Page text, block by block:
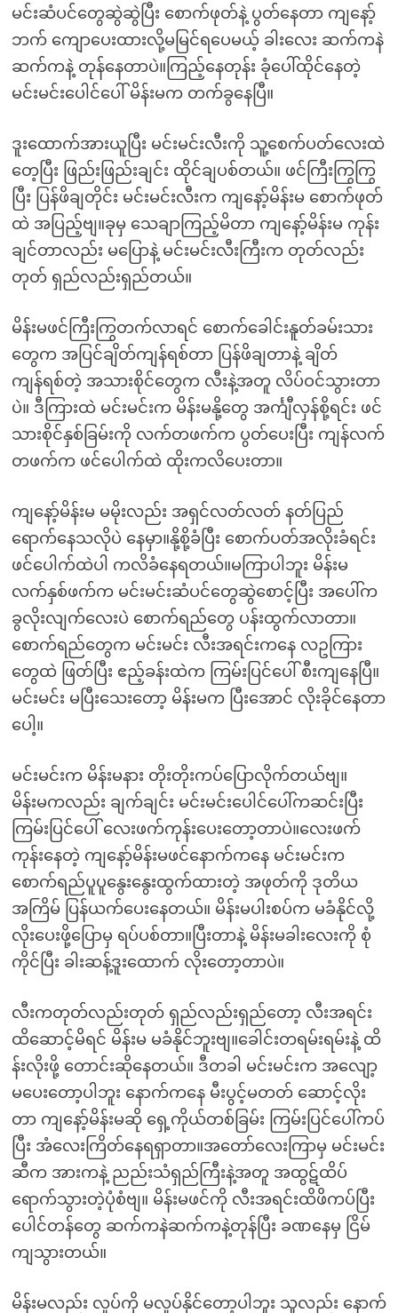
မင်းဆံပင်တွေဆွဲဆွဲပြီး စောက်ဖုတ်နဲ့ ပွတ်နေတာ ကျနော့်
ဘက် ကျောပေးထားလို့မမြင်ရပေမယ့် ခါးလေး ဆက်ကနဲ
ဆက်ကနဲ့ တုန်နေတာပဲ။ကြည့်နေတုန်း ခုံပေါ်ထိုင်နေတဲ့
မင်းမင်းပေါင်ပေါ် မိန်းမက တက်ခွနေပြီ။
ဒူးထောက်အားယူပြီး မင်းမင်းလီးကို သူ့စေက်ပတ်လေးထဲ
တေ့ပြီး ဖြည်းဖြည်းချင်း ထိုင်ချပစ်တယ်။ ဖင်ကြီးကြွကြွ
ပြီး ပြန်ဖိချတိုင်း မင်းမင်းလီးက ကျနော့်မိန်းမ စောက်ဖုတ်
ထဲ အပြည့်ဗျ။ခုမှ သေချာကြည့်မိတာ ကျနော့်မိန်းမ ကုန်း
ချင်တာလည်း မပြောနဲ့ မင်းမင်းလီးကြီးက တုတ်လည်း
တုတ် ရှည်လည်းရှည်တယ်။
မိန်းမဖင်ကြီးကြွတက်လာရင် စောက်ခေါင်းနူတ်ခမ်းသား
တွေက အပြင်ချိတ်ကျန်ရစ်တာ ပြန်ဖိချတာနဲ့ ချိတ်
ကျန်ရစ်တဲ့ အသားစိုင်တွေက လီးနဲ့အတူ လိပ်ဝင်သွားတာ
ပဲ။ ဒီကြားထဲ မင်းမင်းက မိန်းမနို့တွေ အင်္ကျီလှန်စို့ရင်း ဖင်
သားစိုင်နှစ်ခြမ်းကို လက်တဖက်က ပွတ်ပေးပြီး ကျန်လက်
တဖက်က ဖင်ပေါက်ထဲ ထိုးကလိပေးတာ။
ကျနော့်မိန်းမ မမိုးလည်း အရှင်လတ်လတ် နတ်ပြည်
ရောက်နေသလိုပဲ နေမှာ။နို့စို့ခံပြီး စောက်ပတ်အလိုးခံရင်း
ဖင်ပေါက်ထဲပါ ကလိခံနေရတယ်။မကြာပါဘူး မိန်းမ
လက်နှစ်ဖက်က မင်းမင်းဆံပင်တွေဆွဲစောင့်ပြီး အပေါ်က
ခွလိုးလျက်လေးပဲ စောက်ရည်တွေ ပန်းထွက်လာတာ။
စောက်ရည်တွေက မင်းမင်း လီးအရင်းကနေ လဥကြား
တွေထဲ ဖြတ်ပြီး ဧည့်ခန်းထဲက ကြမ်းပြင်ပေါ် စီးကျနေပြီ။
မင်းမင်း မပြီးသေးတော့ မိန်းမက ပြီးအောင် လိုးခိုင်နေတာ
ပေါ့။
မင်းမင်းက မိန်းမနား တိုးတိုးကပ်ပြောလိုက်တယ်ဗျ။
မိန်းမကလည်း ချက်ချင်း မင်းမင်းပေါင်ပေါ်ကဆင်းပြီး
ကြမ်းပြင်ပေါ် လေးဖက်ကုန်းပေးတော့တာပဲ။လေးဖက်
ကုန်းနေတဲ့ ကျနော့်မိန်းမဖင်နောက်ကနေ မင်းမင်းက
စောက်ရည်ပူပူနွေးနွေးထွက်ထားတဲ့ အဖုတ်ကို ဒုတိယ
အကြိမ် ပြန်ယက်ပေးနေတယ်။ မိန်းမပါးစပ်က မခံနိုင်လို့
လိုးပေးဖို့ပြောမှ ရပ်ပစ်တာ။ပြီးတာနဲ့ မိန်းမခါးလေးကို စုံ
ကိုင်ပြီး ခါးဆန့်ဒူးထောက် လိုးတော့တာပဲ။
လီးကတုတ်လည်းတုတ် ရှည်လည်းရှည်တော့ လီးအရင်း
ထိဆောင့်မိရင် မိန်းမ မခံနိုင်ဘူးဗျ။ခေါင်းတရမ်းရမ်းနဲ့ ထိ
န်းလိုးဖို့ တောင်းဆိုနေတယ်။ ဒီတခါ မင်းမင်းက အလျော့
မပေးတော့ပါဘူး နောက်ကနေ မီးပွင့်မတတ် ဆောင့်လိုး
တာ ကျနော့်မိန်းမဆို ရှေ့ကိုယ်တစ်ခြမ်း ကြမ်းပြင်ပေါ်ကပ်
ပြီး အံလေးကြိတ်နေရရှာတာ။အတော်လေးကြာမှ မင်းမင်း
ဆီက အားကနဲ့ ညည်းသံရှည်ကြီးနဲ့အတူ အထွဋ်ထိပ်
ရောက်သွားတဲ့ပုံစံဗျ။ မိန်းမဖင်ကို လီးအရင်းထိဖိကပ်ပြီး
ပေါင်တန်တွေ ဆက်ကနဲဆက်ကနဲ့တုန်ပြီး ခဏနေမှ ငြိမ်
ကျသွားတယ်။
မိန်းမလည်း လှုပ်ကို မလှုပ်နိုင်တော့ပါဘူး သူလည်း နောက်